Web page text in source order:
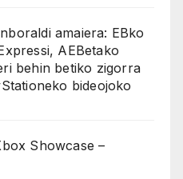
amaiera: EBko
AEBetako
behin betiko zigorra
bideojoko
Showcase –